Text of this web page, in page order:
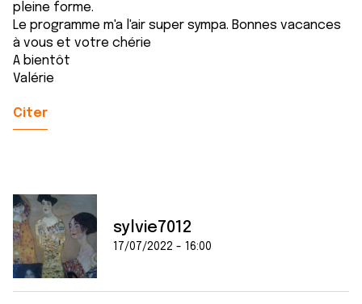
pleine forme.
Le programme m'a l'air super sympa. Bonnes vacances
à vous et votre chérie
A bientôt
Valérie
Citer
sylvie7012
17/07/2022 - 16:00